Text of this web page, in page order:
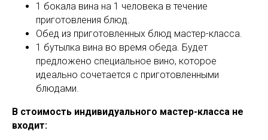
1 бокала вина на 1 человека в течение
приготовления блюд.
Обед из приготовленных блюд мастер-класса.
1 бутылка вина во время обеда. Будет
предложено специальное вино, которое
идеально сочетается с приготовленными
блюдами.
В стоимость индивидуального мастер-класса не
входит: